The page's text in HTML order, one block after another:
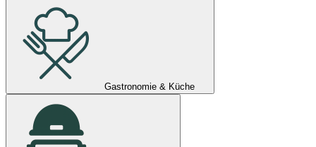
Gastronomie & Küche